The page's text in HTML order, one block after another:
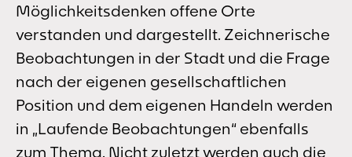
Möglichkeitsdenken offene Orte
verstanden und dargestellt. Zeichnerische
Beobachtungen in der Stadt und die Frage
nach der eigenen gesellschaftlichen
Position und dem eigenen Handeln werden
in „Laufende Beobachtungen“ ebenfalls
zum Thema. Nicht zuletzt werden auch die